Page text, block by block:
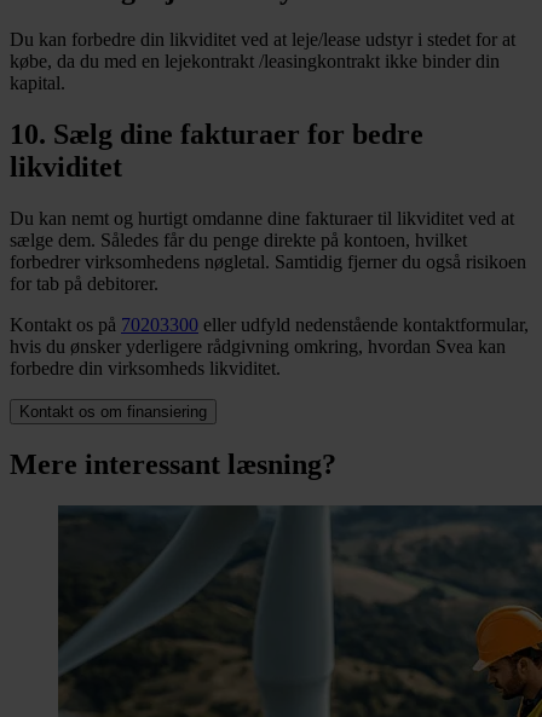
Du kan forbedre din likviditet ved at leje/lease udstyr i stedet for at
købe, da du med en lejekontrakt /leasingkontrakt ikke binder din
kapital.
10. Sælg dine fakturaer for bedre
likviditet
Du kan nemt og hurtigt omdanne dine fakturaer til likviditet ved at
sælge dem. Således får du penge direkte på kontoen, hvilket
forbedrer virksomhedens nøgletal. Samtidig fjerner du også risikoen
for tab på debitorer.
Kontakt os på 70203300 eller udfyld nedenstående kontaktformular,
hvis du ønsker yderligere rådgivning omkring, hvordan Svea kan
forbedre din virksomheds likviditet.
Kontakt os om finansiering
Mere interessant læsning?